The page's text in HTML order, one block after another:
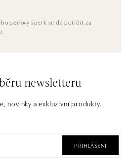
perlový šperk se dá pořídit za
newsletteru
novinky a exkluzivní produkty.
PŘIHLÁŠENÍ